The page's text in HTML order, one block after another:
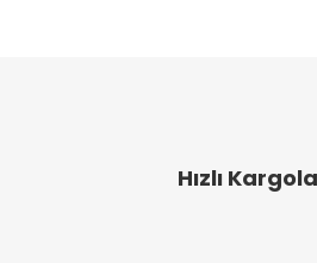
Ürün bilgilerinde hatalar
Hızlı